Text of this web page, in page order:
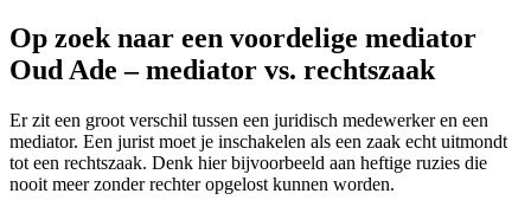
Op zoek naar een voordelige mediator
Oud Ade – mediator vs. rechtszaak
Er zit een groot verschil tussen een juridisch medewerker en een
mediator. Een jurist moet je inschakelen als een zaak echt uitmondt
tot een rechtszaak. Denk hier bijvoorbeeld aan heftige ruzies die
nooit meer zonder rechter opgelost kunnen worden.